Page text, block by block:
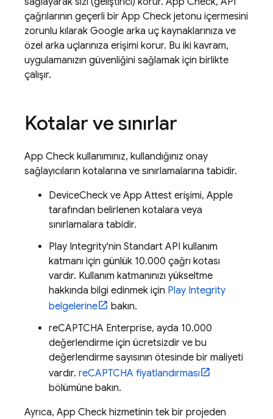
çağrılarının geçerli bir App Check jetonu içermesini
zorunlu kılarak Google arka uç kaynaklarınıza ve
özel arka uçlarınıza erişimi korur. Bu iki kavram,
uygulamanızın güvenliğini sağlamak için birlikte
çalışır.
Kotalar ve sınırlar
App Check kullanımınız, kullandığınız onay
sağlayıcıların kotalarına ve sınırlamalarına tabidir.
DeviceCheck ve App Attest erişimi, Apple
tarafından belirlenen kotalara veya
sınırlamalara tabidir.
Play Integrity'nin Standart API kullanım
katmanı için günlük 10.000 çağrı kotası
vardır. Kullanım katmanınızı yükseltme
hakkında bilgi edinmek için Play Integrity
belgelerine
bakın.
reCAPTCHA Enterprise, ayda 10.000
değerlendirme için ücretsizdir ve bu
değerlendirme sayısının ötesinde bir maliyeti
vardır. reCAPTCHA fiyatlandırması
bölümüne bakın.
Ayrıca, App Check hizmetinin tek bir projeden